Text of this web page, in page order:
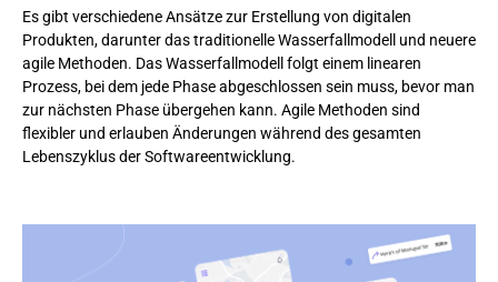
Es gibt verschiedene Ansätze zur Erstellung von digitalen
Produkten, darunter das traditionelle Wasserfallmodell und neuere
agile Methoden. Das Wasserfallmodell folgt einem linearen
Prozess, bei dem jede Phase abgeschlossen sein muss, bevor man
zur nächsten Phase übergehen kann. Agile Methoden sind
flexibler und erlauben Änderungen während des gesamten
Lebenszyklus der Softwareentwicklung.